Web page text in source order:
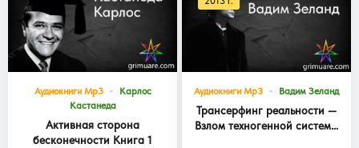
Аудиокниги Mp3
Карлос
Кастанеда
Активная сторона
бесконечности Книга 1
Аудиокниги Mp3 Вадим Зеланд
Трансерфинг реальности —
Взлом техногенной системы